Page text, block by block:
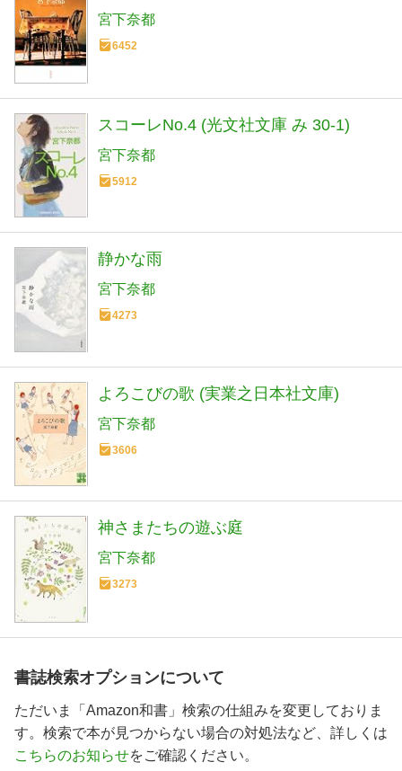
宮下奈都
6452
スコーレNo.4 (光文社文庫 み 30-1)
宮下奈都
5912
静かな雨
宮下奈都
4273
よろこびの歌 (実業之日本社文庫)
宮下奈都
3606
神さまたちの遊ぶ庭
宮下奈都
3273
書誌検索オプションについて
ただいま「Amazon和書」検索の仕組みを変更しておりま
す。検索で本が見つからない場合の対処法など、詳しくは
こちらのお知らせをご確認ください。